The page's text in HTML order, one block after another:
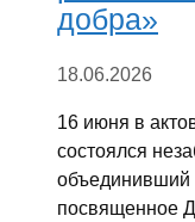
добра»
18.06.2026
16 июня в
состоялся
объединивший
посвященное